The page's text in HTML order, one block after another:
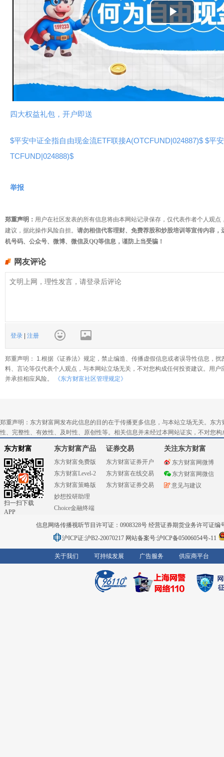
播
放
频
四大权益礼包，开户即送
$平安中证全指自由现金流ETF联接A(OTCFUND|024887)$$平
TCFUND|024888)$
举报
郑重声明： 用户在社区发表的所有信息将由本网站记录保存，仅代表作者个人观
建议，据此操作风险自担。 请勿相信代客理财、免费荐股和炒股培训等宣传内容
机号码、公众号、微博、微信及QQ等信息，谨防上当受骗！
网友评论
登录 注册
郑重声明： 1.根据《证券法》规定，禁止编造、传播虚假信息或者误导性信息，
料、言论等仅代表个人观点，与本网站立场无关，不对您构成任何投资建议。用
并承担相应风险。
《东方财富社区管理规定》
郑重声明：东方财富网发布此信息的目的在于传播更多信息，与本站立场无关。东
性、完整性、有效性、及时性、原创性等。相关信息并未经过本网站证实，不对您
东方财富
扫一扫下载
APP
东方财富产品
东方财富免费版
东方财富Level-2
东方财富策略版
妙想投研助理
Choice金融终端
证券交易
东方财富证券开户
东方财富在线交易
东方财富证券交易
关注东方财富
东方财富网微博
东方财富网微信
意见与建议
信息网络传播视听节目许可证：0908328号 经营证券期货业务许可证编
沪ICP证:沪B2-20070217 网站备案号:沪ICP备05006054号-11
关于我们 可持续发展 广告服务 供应商平台